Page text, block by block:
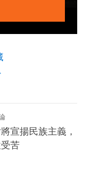
宣揚民族主義，
苦